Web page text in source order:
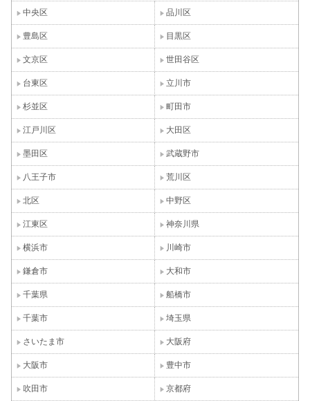
中央区 品川区
豊島区 目黒区
文京区 世田谷区
台東区 立川市
杉並区 町田市
江戸川区 大田区
墨田区 武蔵野市
八王子市 荒川区
北区 中野区
江東区 神奈川県
横浜市 川崎市
鎌倉市 大和市
千葉県 船橋市
千葉市 埼玉県
さいたま市 大阪府
大阪市 豊中市
吹田市 京都府